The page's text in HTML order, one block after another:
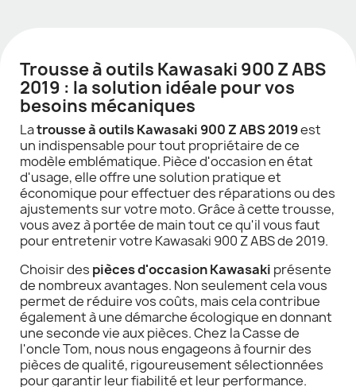
Trousse à outils Kawasaki 900 Z ABS
2019 : la solution idéale pour vos
besoins mécaniques
Latrousse à outils Kawasaki 900 Z ABS 2019est
un indispensable pour tout propriétaire de ce
modèle emblématique. Pièce d'occasion en état
d'usage, elle offre une solution pratique et
économique pour effectuer des réparations ou des
ajustements sur votre moto. Grâce à cette trousse,
vous avez à portée de main tout ce qu'il vous faut
pour entretenir votre Kawasaki 900 Z ABS de 2019.
Choisir des pièces d'occasion Kawasaki présente
de nombreux avantages. Non seulement cela vous
permet de réduire vos coûts, mais cela contribue
également à une démarche écologique en donnant
une seconde vie aux pièces. Chez la Casse de
l'oncle Tom, nous nous engageons à fournir des
pièces de qualité, rigoureusement sélectionnées
pour garantir leur fiabilité et leur performance.